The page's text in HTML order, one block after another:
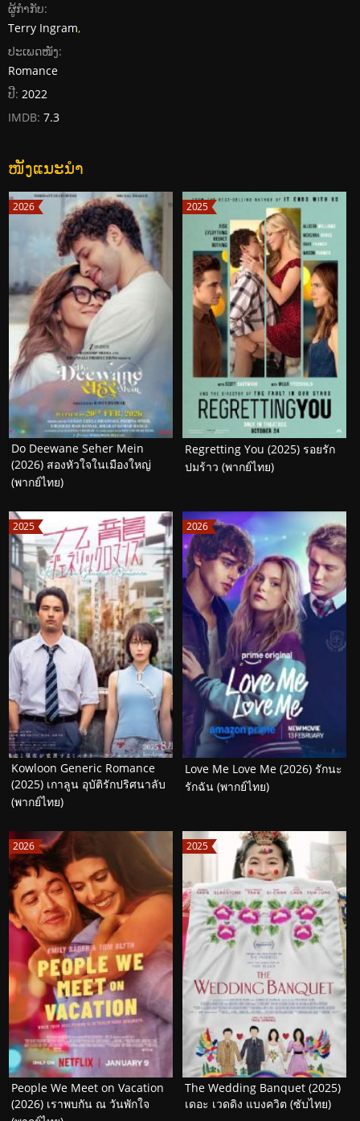
ຜູ້ກໍາກັບ:
Terry Ingram,
ປະເພດໜັງ:
Romance
ປີ: 2022
IMDB: 7.3
ໜັງແນະນໍາ
2026
Do Deewane Seher Mein
(2026) สองหัวใจในเมืองใหญ่
(พากย์ไทย)
2025
Regretting You (2025) รอยรัก
ปมร้าว (พากย์ไทย)
2025
Kowloon Generic Romance
(2025) เกาลูน อุบัติรักปริศนาลับ
(พากย์ไทย)
2026
Love Me Love Me (2026) รักนะ
รักฉัน (พากย์ไทย)
2026
People We Meet on Vacation
(2026) เราพบกัน ณ วันพักใจ
2025
The Wedding Banquet (2025)
เดอะ เวดดิง แบงควิต (ซับไทย)